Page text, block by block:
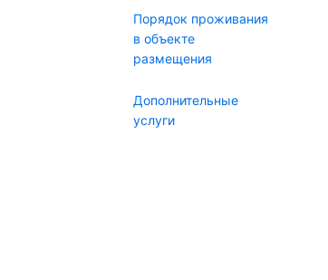
Порядок проживания
в объекте
размещения
Дополнительные
услуги